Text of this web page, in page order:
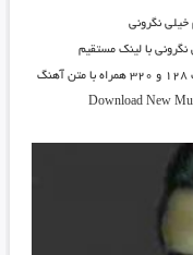
نگرونی
نگرونیبا لینک مستقیم
Download New